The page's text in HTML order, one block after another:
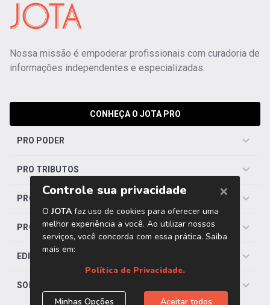
Nossa missão é empoderar profissionais com curadoria de
informações independentes e especializadas.
CONHEÇA O JOTA PRO
PRO PODER
PRO TRIBUTOS
PRO TRABALHISTA
PRO SAÚDE
EDITORIAS
SOBRE O JOTA